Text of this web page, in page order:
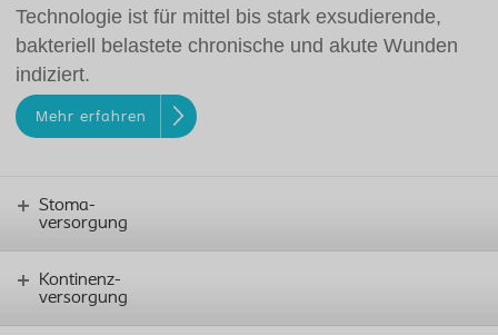
Technologie ist für mittel bis stark exsudierende,
bakteriell belastete chronische und akute Wunden
indiziert.
Mehr erfahren
Stoma-
versorgung
Kontinenz-
versorgung